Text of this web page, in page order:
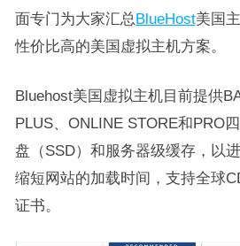
面专门为大家汇总BlueHost美国
性价比高的美国虚拟主机方案。
Bluehost美国虚拟主机目前提供
PLUS、ONLINE STORE和PRO
盘（SSD）和服务器级缓存，以
缩短网站的加载时间，支持全球
证书。